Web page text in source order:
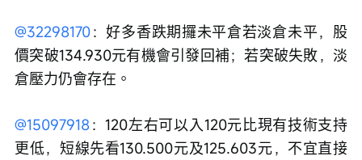
@32298170：好多香跌期攞未平倉若淡倉未平，股
價突破134.930元有機會引發回補；若突破失敗，淡
倉壓力仍會存在。
@15097918：120左右可以入120元比現有技術支持
更低，短線先看130.500元及125.603元，不宜直接